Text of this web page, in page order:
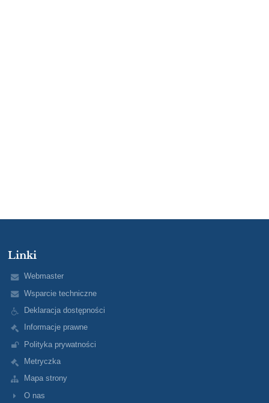
Linki
Webmaster
Wsparcie techniczne
Deklaracja dostępności
Informacje prawne
Polityka prywatności
Metryczka
Mapa strony
O nas